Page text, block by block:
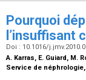
Pourquoi
l’insuffisant
Doi : 10.1016/
A. Karras, E. Guiard, M.
Service de